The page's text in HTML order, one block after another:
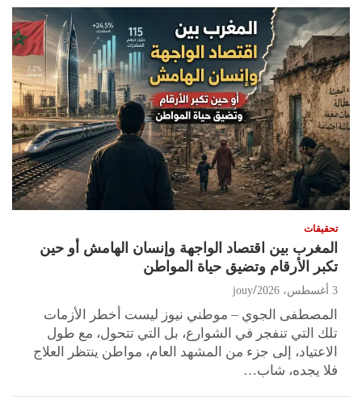
تحقيقات
المغرب بين اقتصاد الواجهة وإنسان الهامش أو حين
تكبر الأرقام وتضيق حياة المواطن
3 أغسطس، 2026 jouy
المصطفى الجوي – موطني نيوز ليست أخطر الأزمات
تلك التي تنفجر في الشوارع، بل التي تتحول، مع طول
الاعتياد، إلى جزء من المشهد العام، مواطن ينتظر العلاج
فلا يجده، شاب…